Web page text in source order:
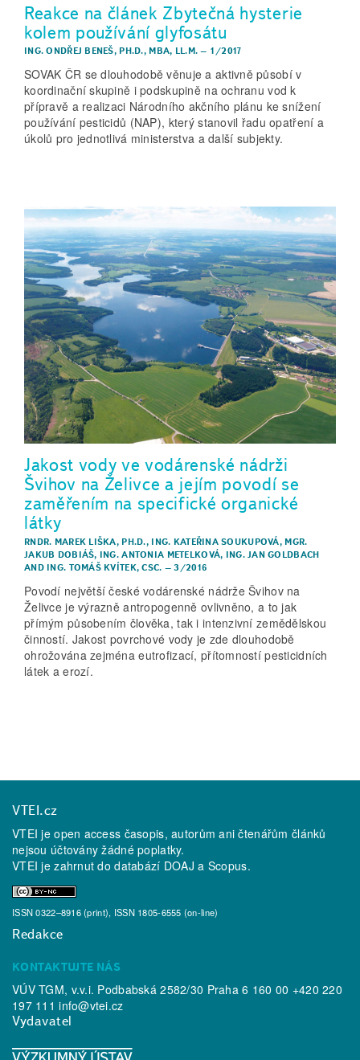
Reakce na článek Zbytečná hysterie
kolem používání glyfosátu
ING. ONDŘEJ BENEŠ, PH.D., MBA, LL.M. – 1/2017
SOVAK ČR se dlouhodobě věnuje a aktivně působí v
koordinační skupině i podskupině na ochranu vod k
přípravě a realizaci Národního akčního plánu ke snížení
používání pesticidů (NAP), který stanovil řadu opatření a
úkolů pro jednotlivá ministerstva a další subjekty.
Jakost vody ve vodárenské nádrži
Švihov na Želivce a jejím povodí se
zaměřením na specifické organické
látky
RNDR. MAREK LIŠKA, PH.D., ING. KATEŘINA SOUKUPOVÁ, MGR.
JAKUB DOBIÁŠ, ING. ANTONIA METELKOVÁ, ING. JAN GOLDBACH
AND ING. TOMÁŠ KVÍTEK, CSC. –3/2016
Povodí největší české vodárenské nádrže Švihov na
Želivce je výrazně antropogenně ovlivněno, a to jak
přímým působením člověka, tak i intenzivní zemědělskou
činností. Jakost povrchové vody je zde dlouhodobě
ohrožována zejména eutrofizací, přítomností pesticidních
látek a erozí.
VTEI.cz
VTEI je open access časopis, autorům ani čtenářům článků
nejsou účtovány žádné poplatky.
VTEI je zahrnut do databází DOAJ a Scopus.
ISSN 0322–8916 (print), ISSN 1805-6555 (on-line)
Redakce
KONTAKTUJTE NÁS
VÚV TGM, v.v.i. Podbabská 2582/30 Praha 6 160 00 +420 220
197 111info@vtei.cz
Vydavatel